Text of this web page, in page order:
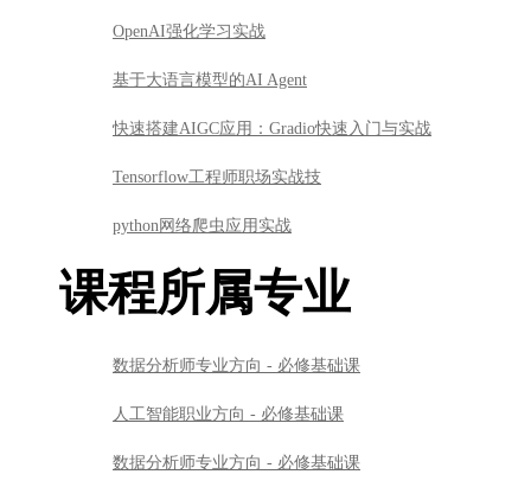
课程所属专业
数据分析师专业方向 - 必修基础课
人工智能职业方向 - 必修基础课
数据分析师专业方向 - 必修基础课
其他快班课程
【快班】AI自动编程驱动的数据分析
【快班】AI4ERP：RPA与大语言模型应用
【快班】《Oracle 23AI 深度实战》